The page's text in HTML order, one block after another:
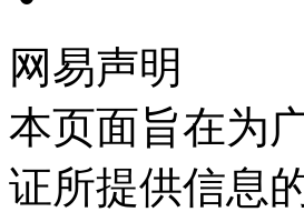
网易声明
本页面旨在为
证所提供信息